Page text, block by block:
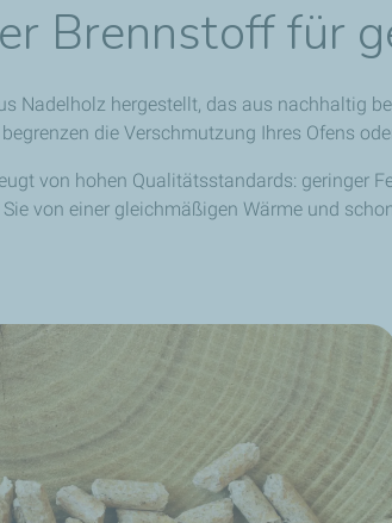
Brennstoff für
Nadelholz hergestellt, das aus nachhaltig
die Verschmutzung Ihres Ofens
von hohen Qualitätsstandards:
von einer gleichmäßigen Wärme und